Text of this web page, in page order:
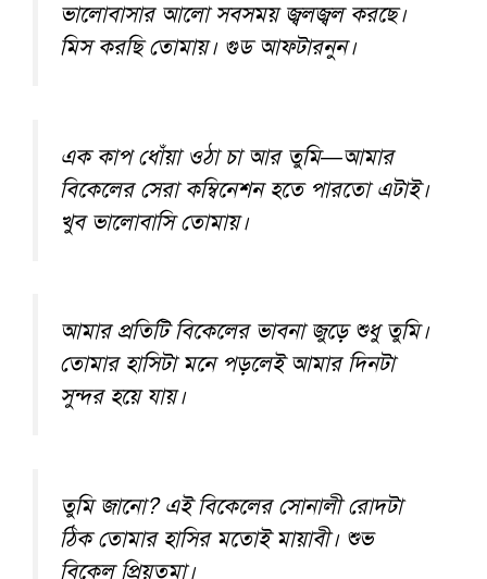
ভালোবাসার আলো সবসময় জ্বলজ্বল করছে।
মিস করছি তোমায়। গুড আফটারনুন।
এক কাপ ধোঁয়া ওঠা চা আর তুমি—আমার
বিকেলের সেরা কম্বিনেশন হতে পারতো এটাই।
খুব ভালোবাসি তোমায়।
আমার প্রতিটি বিকেলের ভাবনা জুড়ে শুধু তুমি।
তোমার হাসিটা মনে পড়লেই আমার দিনটা
সুন্দর হয়ে যায়।
তুমি জানো? এই বিকেলের সোনালী রোদটা
ঠিক তোমার হাসির মতোই মায়াবী। শুভ
বিকেল প্রিয়তমা।